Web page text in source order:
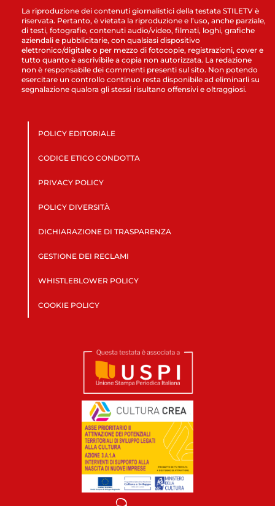
La riproduzione dei contenuti giornalistici della testata STILETV è
riservata. Pertanto, è vietata la riproduzione e l’uso, anche parziale,
di testi, fotografie, contenuti audio/video, filmati, loghi, grafiche
aziendali e pubblicitarie, con qualsiasi dispositivo
elettronico/digitale o per mezzo di fotocopie, registrazioni, cover e
tutto quanto è ascrivibile a copia non autorizzata. La redazione
non è responsabile dei commenti presenti sul sito. Non potendo
esercitare un controllo continuo resta disponibile ad eliminarli su
segnalazione qualora gli stessi risultano offensivi e oltraggiosi.
POLICY EDITORIALE
CODICE ETICO CONDOTTA
PRIVACY POLICY
POLICY DIVERSITÀ
DICHIARAZIONE DI TRASPARENZA
GESTIONE DEI RECLAMI
WHISTLEBLOWER POLICY
COOKIE POLICY